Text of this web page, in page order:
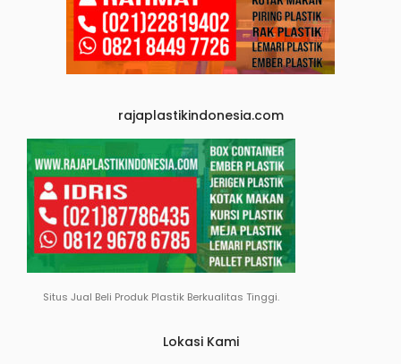
rajaplastikindonesia.com
Situs Jual Beli Produk Plastik Berkualitas Tinggi.
Lokasi Kami